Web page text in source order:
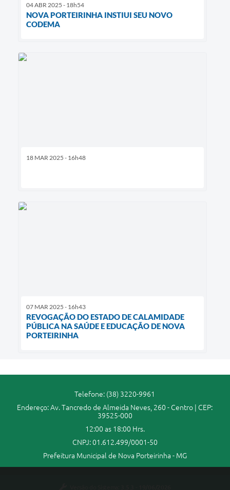
04 ABR 2025 - 18h54
NOVA PORTEIRINHA INSTIUI SEU NOVO
CODEMA
18 MAR 2025 - 16h48
07 MAR 2025 - 16h43
REVOGAÇÃO DO ESTADO DE CALAMIDADE
PÚBLICA NA SAÚDE E EDUCAÇÃO DE NOVA
PORTEIRINHA
Telefone: (38) 3220-9961
Endereço: Av. Tancredo de Almeida Neves, 260 - Centro | CEP:
39525-000
12:00 as 18:00 Hrs.
CNPJ: 01.612.499/0001-50
Prefeitura Municipal de Nova Porteirinha - MG